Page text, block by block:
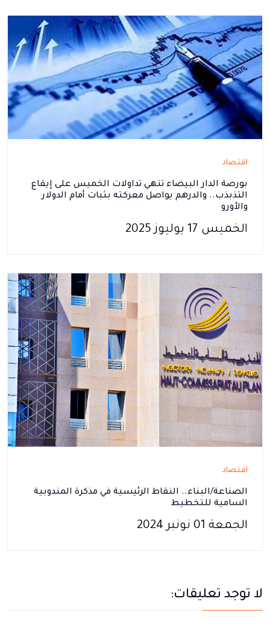
اقتصاد
بورصة الدار البيضاء تنهي تداولات الخميس على إيقاع
التذبذب.. والدرهم يواصل معركته بثبات أمام الدولار
والأورو
الخميس 17 يوليوز 2025
اقتصاد
الصناعة/البناء.. النقاط الرئيسية في مذكرة المندوبية
السامية للتخطيط
الجمعة 01 نونبر 2024
لا توجد تعليقات: